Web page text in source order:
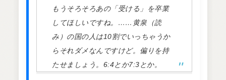
もうそろそろあの「受ける」を卒業
してほしいですね。……黄泉（読
み）の国の人は10割でいっちゃうか
らそれダメなんですけど。偏りを持
たせましょう。6:4とか7:3とか。